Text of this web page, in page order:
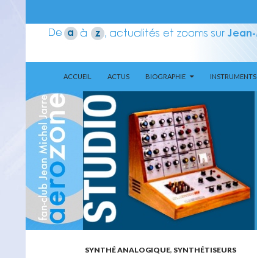
Aerozone JMJ
ACCUEIL
ACTUS BIOGRAPHIE INSTRUMENTS
SYNTHÉ ANALOGIQUE, SYNTHÉTISEURS